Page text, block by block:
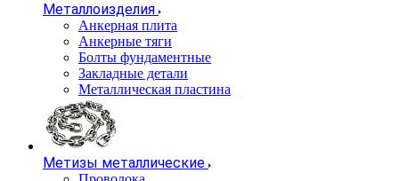
Металлоизделия
Анкерная плита
Анкерные тяги
Болты фундаментные
Закладные детали
Металлическая пластина
Метизы металлические